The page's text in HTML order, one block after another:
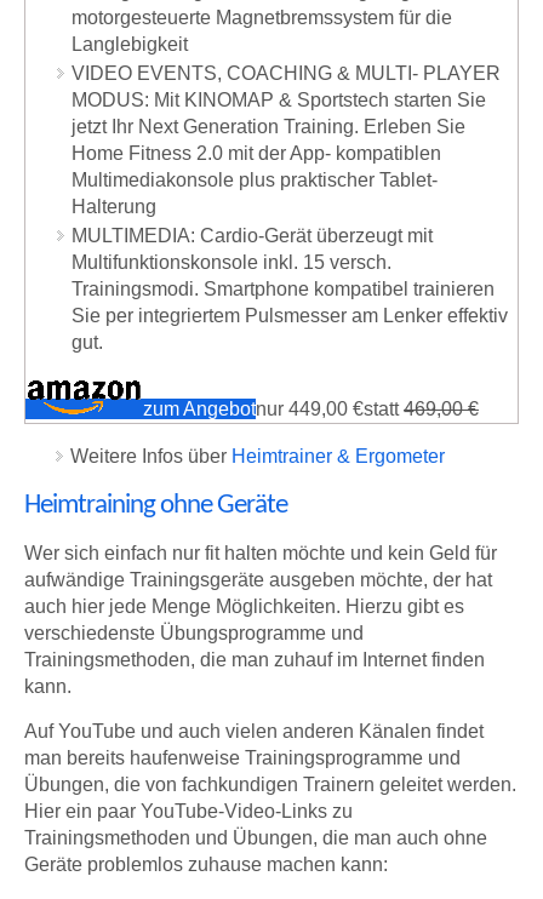
motorgesteuerte Magnetbremssystem für die
Langlebigkeit
VIDEO EVENTS, COACHING & MULTI- PLAYER
MODUS: Mit KINOMAP & Sportstech starten Sie
jetzt Ihr Next Generation Training. Erleben Sie
Home Fitness 2.0 mit der App- kompatiblen
Multimediakonsole plus praktischer Tablet-
Halterung
MULTIMEDIA: Cardio-Gerät überzeugt mit
Multifunktionskonsole inkl. 15 versch.
Trainingsmodi. Smartphone kompatibel trainieren
Sie per integriertem Pulsmesser am Lenker effektiv
gut.
zum Angebotnur 449,00 €statt469,00 €
Weitere Infos über Heimtrainer & Ergometer
Heimtraining ohne Geräte
Wer sich einfach nur fit halten möchte und kein Geld für
aufwändige Trainingsgeräte ausgeben möchte, der hat
auch hier jede Menge Möglichkeiten. Hierzu gibt es
verschiedenste Übungsprogramme und
Trainingsmethoden, die man zuhauf im Internet finden
kann.
Auf YouTube und auch vielen anderen Känalen findet
man bereits haufenweise Trainingsprogramme und
Übungen, die von fachkundigen Trainern geleitet werden.
Hier ein paar YouTube-Video-Links zu
Trainingsmethoden und Übungen, die man auch ohne
Geräte problemlos zuhause machen kann: